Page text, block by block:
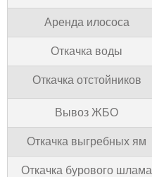
Аренда илососа
Откачка воды
Откачка отстойников
Вывоз ЖБО
Откачка выгребных ям
Откачка бурового шлама